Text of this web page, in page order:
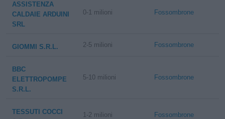
ASSISTENZA
CALDAIE ARDUINI
SRL
0-1 milioni Fossombrone
GIOMMI S.R.L. 2-5 milioni Fossombrone
BBC
ELETTROPOMPE
S.R.L.
5-10 milioni Fossombrone
TESSUTI COCCI
1-2 milioni Fossombrone